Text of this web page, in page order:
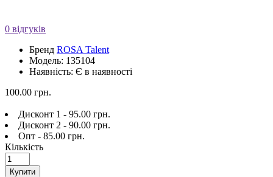
0 відгуків
Бренд ROSA Talent
Модель: 135104
Наявність: Є в наявності
100.00 грн.
Дисконт 1 - 95.00 грн.
Дисконт 2 - 90.00 грн.
Опт - 85.00 грн.
Кількість
Купити